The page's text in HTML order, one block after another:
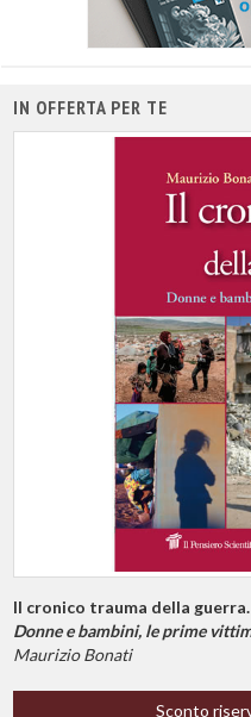
IN OFFERTA PER TE
Il cronico trauma della guerra.
Donne e bambini, le prime
Maurizio Bonati
Sconto